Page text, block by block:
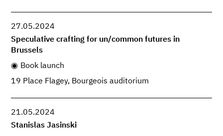
27.05.2024
Speculative crafting for un/common futures in
Brussels
Book launch
19 Place Flagey, Bourgeois auditorium
21.05.2024
Stanislas Jasinski